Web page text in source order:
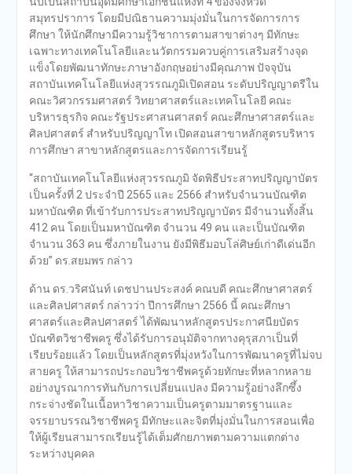
สมุทรปราการ โดยมีปณิธานความมุ่งมั่นในการจัดการการ
ศึกษา ให้นักศึกษามีความรู้วิชาการตามสาขาต่างๆ มีทักษะ
เฉพาะทางเทคโนโลยีและนวัตกรรมควบคู่การเสริมสร้างจุด
แข็งโดยพัฒนาทักษะภาษาอังกฤษอย่างมีคุณภาพ ปัจจุบัน
สถาบันเทคโนโลยีแห่งสุวรรณภูมิเปิดสอน ระดับปริญญาตรีใน
คณะวิศวกรรมศาสตร์ วิทยาศาสตร์และเทคโนโลยี คณะ
บริหารธุรกิจ คณะรัฐประศาสนศาสตร์ คณะศึกษาศาสตร์และ
ศิลปศาสตร์ สำหรับปริญญาโท เปิดสอนสาขาหลักสูตรบริหาร
การศึกษา สาขาหลักสูตรและการจัดการเรียนรู้
“สถาบันเทคโนโลยีแห่งสุวรรณภูมิ จัดพิธีประสาทปริญญาบัตร
เป็นครั้งที่ 2 ประจำปี 2565 และ 2566 สำหรับจำนวนบัณฑิต
มหาบัณฑิต ที่เข้ารับการประสาทปริญญาบัตร มีจำนวนทั้งสิ้น
412 คน โดยเป็นมหาบัณฑิต จำนวน 49 คน และเป็นบัณฑิต
จำนวน 363 คน ซึ่งภายในงาน ยังมีพิธีมอบโล่ศิษย์เก่าดีเด่นอีก
ด้วย” ดร.สยมพร กล่าว
ด้าน ดร.วริศนันท์ เดชปานประสงค์ คณบดี คณะศึกษาศาสตร์
และศิลปศาสตร์ กล่าวว่า ปีการศึกษา 2566 นี้ คณะศึกษา
ศาสตร์และศิลปศาสตร์ ได้พัฒนาหลักสูตรประกาศนียบัตร
บัณฑิตวิชาชีพครู ซึ่งได้รับการอนุมัติจากทางคุรุสภาเป็นที่
เรียบร้อยแล้ว โดยเป็นหลักสูตรที่มุ่งหวังในการพัฒนาครูที่ไม่จบ
สายครู ให้สามารถประกอบวิชาชีพครูด้วยทักษะที่หลากหลาย
อย่างบูรณาการทันกับการเปลี่ยนแปลง มีความรู้อย่างลึกซึ้ง
กระจ่างชัดในเนื้อหาวิชาความเป็นครูตามมาตรฐานและ
จรรยาบรรณวิชาชีพครู มีทักษะและจิตที่มุ่งมั่นในการสอนเพื่อ
ให้ผู้เรียนสามารถเรียนรู้ได้เต็มศักยภาพตามความแตกต่าง
ระหว่างบุคคล